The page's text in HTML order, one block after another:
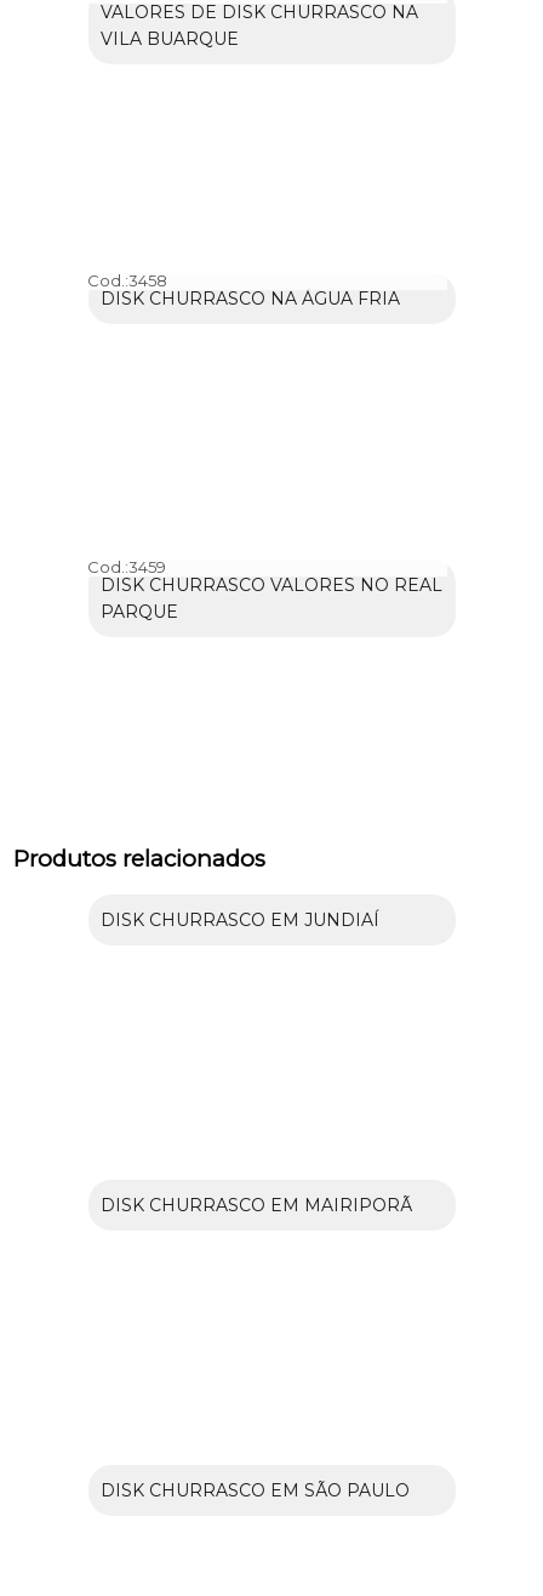
VALORES DE DISK CHURRASCO NA
VILA BUARQUE
Cod.:3458
DISK CHURRASCO NA ÁGUA FRIA
Cod.:3459
DISK CHURRASCO VALORES NO REAL
PARQUE
Produtos relacionados
DISK CHURRASCO EM JUNDIAÍ
DISK CHURRASCO EM MAIRIPORÃ
DISK CHURRASCO EM SÃO PAULO